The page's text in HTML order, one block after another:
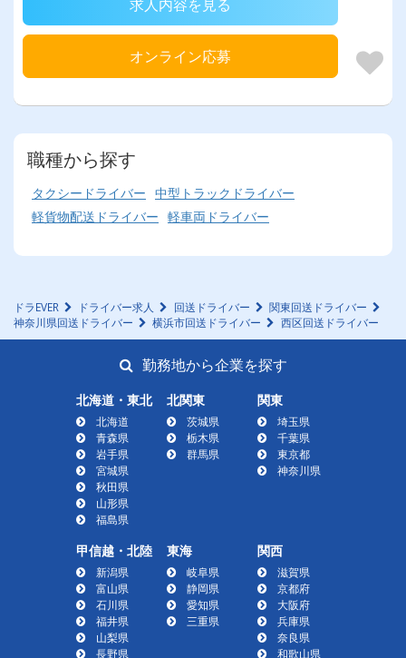
求人内容を見る
オンライン応募
職種から探す
タクシードライバー 中型トラックドライバー
軽貨物配送ドライバー 軽車両ドライバー
ドラEVER ドライバー求人 回送ドライバー
関東回送ドライバー
神奈川県回送ドライバー
横浜市回送ドライバー 西区回送ドライバー
勤務地から企業を探す
北海道・東北
北海道
青森県
岩手県
宮城県
秋田県
山形県
福島県
北関東
茨城県
栃木県
群馬県
関東
埼玉県
千葉県
東京都
神奈川県
甲信越・北陸
新潟県
富山県
石川県
福井県
山梨県
長野県
東海
岐阜県
静岡県
愛知県
三重県
関西
滋賀県
京都府
大阪府
兵庫県
奈良県
和歌山県